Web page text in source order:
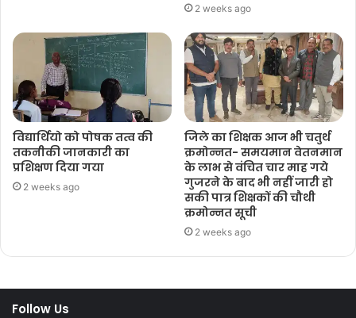
2 weeks ago
विद्यार्थियो को पोषक तत्व की
तकनीकी जानकारी का
प्रशिक्षण दिया गया
2 weeks ago
जिले का शिक्षक आज भी चतुर्थ
क्रमोन्नत- समयमान वेतनमान
के लाभ से वंचित चार माह गये
गुजरने के बाद भी नहीं जारी हो
सकी पात्र शिक्षकों की चौथी
क्रमोन्नत सूची
2 weeks ago
Follow Us